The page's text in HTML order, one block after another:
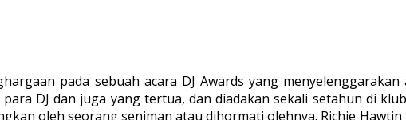
pada sebuah acara DJ Awards yang
DJ dan juga yang tertua, dan diadakan sekali setahun di
oleh seorang seniman atau dihormati olehnya. Richie